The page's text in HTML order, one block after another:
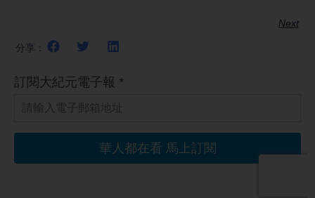
Next
分享：